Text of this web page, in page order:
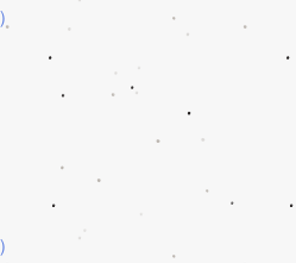
5件の記事
4件の記事